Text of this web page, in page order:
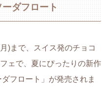
ダフロート
)まで、スイス発のチョコ
ェで、夏にぴったりの新作
フロート」が発売されま